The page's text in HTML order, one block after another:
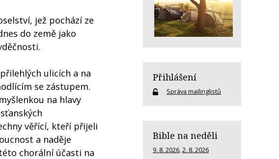
jež pochází ze
do země jako
ulicích a na
se zástupem.
na hlavy
věřící, kteří přijeli
a naděje
chorální účasti na
Přihlášení
Správa mailinglistů
Bible na neděli
9. 8. 2026 2. 8. 2026